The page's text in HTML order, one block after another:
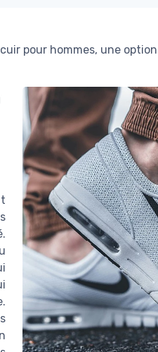
pour hommes, une